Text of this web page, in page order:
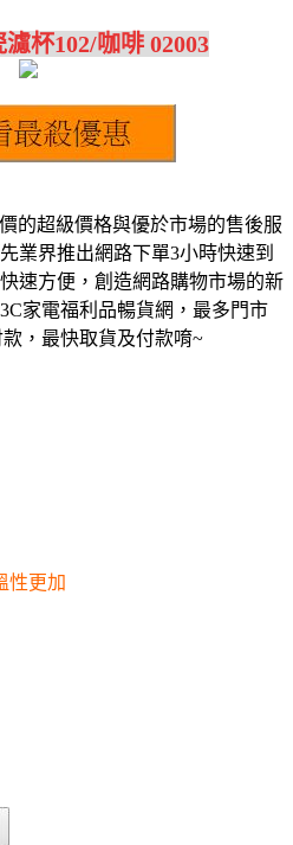
杯102/咖啡 02003
的超級價格與優於市場的售後服
業界推出網路下單3小時快速到
速方便，創造網路購物市場的新
家電福利品暢貨網，最多門市
，最快取貨及付款唷~
性更加